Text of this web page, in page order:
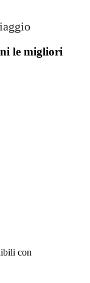
le migliori
con